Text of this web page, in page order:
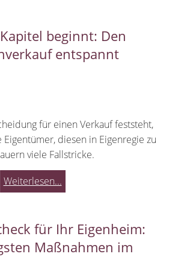
beginnt: Den
entspannt
für einen Verkauf feststeht,
diesen in Eigenregie zu
viele Fallstricke.
Weiterlesen...
für Ihr Eigenheim:
Maßnahmen im